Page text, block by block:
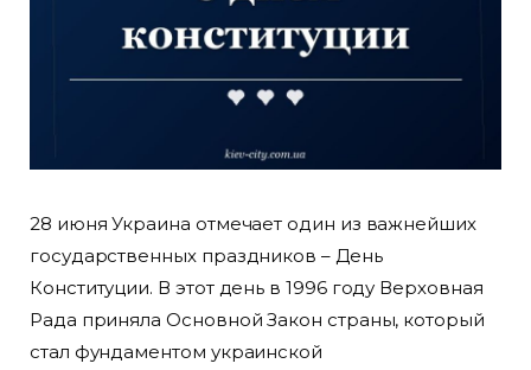
28 июня Украина отмечает один из важнейших
государственных праздников – День
Конституции. В этот день в 1996 году Верховная
Рада приняла Основной Закон страны, который
стал фундаментом украинской